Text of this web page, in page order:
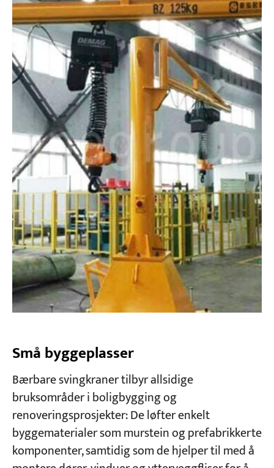
Små byggeplasser
Bærbare svingkraner tilbyr allsidige
bruksområder i boligbygging og
renoveringsprosjekter: De løfter enkelt
byggematerialer som murstein og prefabrikkerte
komponenter, samtidig som de hjelper til med å